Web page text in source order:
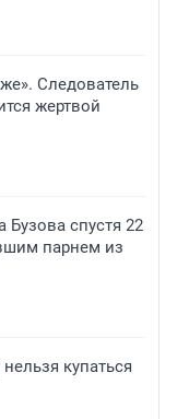
Следователь
жертвой
спустя 22
парнем из
купаться